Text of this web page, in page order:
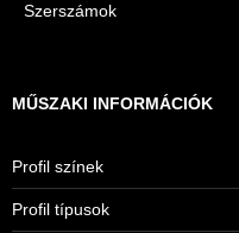
Szerszámok
MŰSZAKI INFORMÁCIÓK
Profil színek
Profil típusok